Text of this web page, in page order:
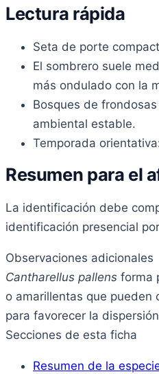
Lectura rápida
Seta de porte
El sombrero suele
más ondulado con la
Bosques de
ambiental estable.
Temporada
Resumen para el
La identificación debe
identificación presencial
Observaciones adicionales
Cantharellus pallens forma
o amarillentas que pueden
para favorecer la
Secciones de esta ficha
Resumen de la